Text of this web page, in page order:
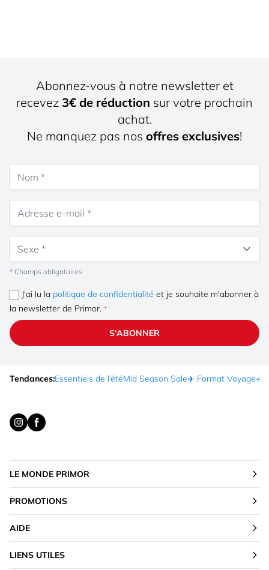
Abonnez-vous à notre newsletter et
recevez 3€ de réduction sur votre prochain
achat.
Ne manquez pas nos offres exclusives!
* Champs obligatoires
J'ai lu la politique de confidentialité et je souhaite m'abonner à
la newsletter de Primor.
S'ABONNER
Tendances:Essentiels de l’étéMid Season Sale✈️ Format Voyage☀️
LE MONDE PRIMOR
PROMOTIONS
AIDE
LIENS UTILES